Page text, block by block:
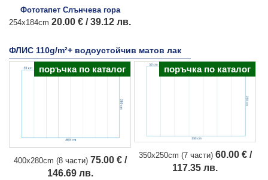
Фототапет Слънчева гора
254x184cm 20.00 € / 39.12 лв.
ФЛИС 110g/m²+ водоустойчив матов лак
поръчка по каталог
400x280cm (8 части) 75.00 € /
146.69 лв.
поръчка по каталог
350x250cm (7 части) 60.00 € /
117.35 лв.